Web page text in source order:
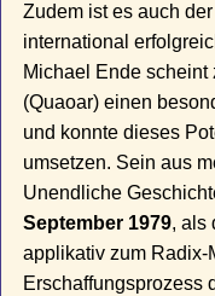
Zudem ist es auch
international
Michael Ende
(Quaoar) einen
und konnte dieses
umsetzen. Sein aus
Unendliche
September 1979, als
applikativ zum Radix-
Erschaffungsprozess